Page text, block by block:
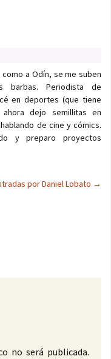
a Odín, se me suben
barbas. Periodista de
en deportes (que tiene
dejo semillitas en
de cine y cómics.
y preparo proyectos
por Daniel Lobato →
no será publicada.